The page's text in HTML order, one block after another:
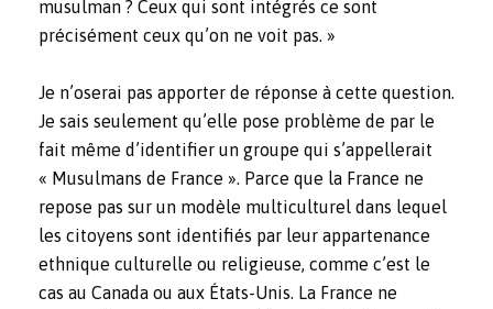
musulman ? Ceux qui sont intégrés ce sont
précisément ceux qu’on ne voit pas. »
Je n’oserai pas apporter de réponse à cette question.
Je sais seulement qu’elle pose problème de par le
fait même d’identifier un groupe qui s’appellerait
« Musulmans de France ». Parce que la France ne
repose pas sur un modèle multiculturel dans lequel
les citoyens sont identifiés par leur appartenance
ethnique culturelle ou religieuse, comme c’est le
cas au Canada ou aux États-Unis. La France ne